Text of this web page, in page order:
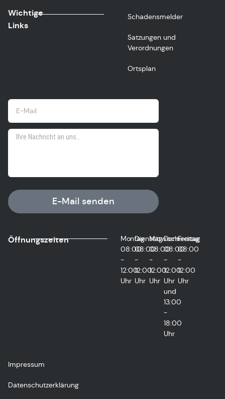
Wichtige
Links
Schadensmelder
Satzungen und
Verordnungen
Ortsplan
E-Mail senden
Öffnungszeiten
Montag
08:00
-
12:00
Uhr
Dienstag
08:00
-
12:00
Uhr
Mittwoch
08:00
-
12:00
Uhr
Donnerstag
08:00
-
12:00
Uhr
und
13:00
-
18:00
Uhr
Freitag
08:00
-
12:00
Uhr
Impressum
Datenschutzerklärung